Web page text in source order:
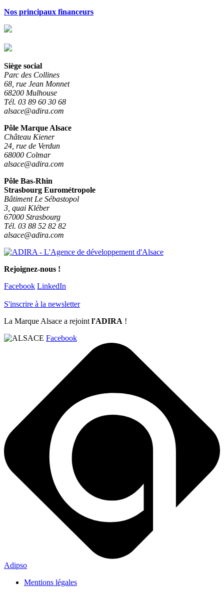
Nos principaux financeurs
Siège social
Parc des Collines
68, rue Jean Monnet
68200 Mulhouse
Tél. 03 89 60 30 68
alsace@adira.com
Pôle Marque Alsace
Château Kiener
24, rue de Verdun
68000 Colmar
alsace@adira.com
Pôle Bas-Rhin
Strasbourg Eurométropole
Bâtiment Le Sébastopol
3, quai Kléber
67000 Strasbourg
Tél. 03 88 52 82 82
alsace@adira.com
Rejoignez-nous !
Facebook LinkedIn
S'inscrire à la newsletter
La Marque Alsace a rejoint l'ADIRA !
Facebook
Adipso
Mentions légales